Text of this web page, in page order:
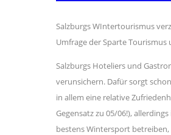
Salzburgs WIntertourismus
Umfrage der Sparte
Salzburgs Hoteliers und
verunsichern. Dafür sorgt
in allem eine relative
Gegensatz zu 05/06!),
bestens Wintersport betreiben,